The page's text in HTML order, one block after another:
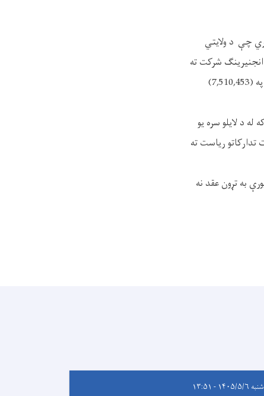
لري چې د ولايتي
شرکت ته
چې د جواز شمېره یې (D-61993) او د کابل ولایت په مرکز خیراباد 1 سړک 25 کور کې شتون لري په (7,510,453)
د لایلو سره یو
ریاست ته
به تړون عقد نه
۵/۶ - ۱۳:۵۱